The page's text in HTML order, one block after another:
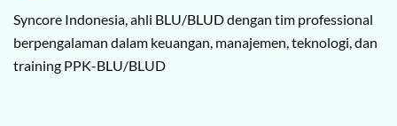
Syncore Indonesia, ahli BLU/BLUD dengan tim professional
berpengalaman dalam keuangan, manajemen, teknologi, dan
training PPK-BLU/BLUD